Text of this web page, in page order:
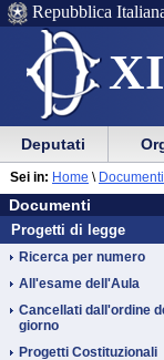
Menu
di
ausilio
alla
navigazione
Vai
Menu
di
navigazione
principale
Repubblica
Menu
di
navigazione
principale
Vai
menu
di
sezione
Deputati
Documenti
Vai
al
contenuto
Documenti
Progetti di legge
Ricerca per numero
All'esame dell'Aula
Cancellati dall'ordine
giorno
Progetti Costituzionali
Sei in: Home \ Documenti